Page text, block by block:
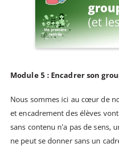
Module 5 : Encadrer son
Nous sommes ici au cœur de
et encadrement des élèves
sans contenu n'a pas de sens,
ne peut se donner sans un